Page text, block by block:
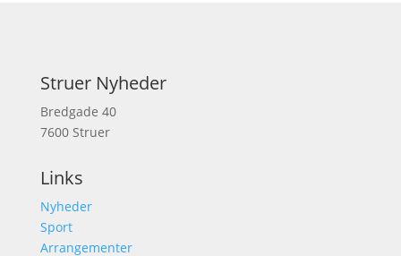
Struer Nyheder
Bredgade 40
7600 Struer
Links
Nyheder
Sport
Arrangementer